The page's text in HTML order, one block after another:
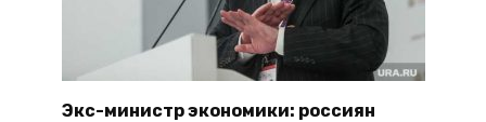
Экс-министр экономики: россиян